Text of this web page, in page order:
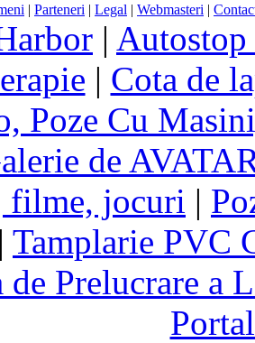
| Parteneri | Legal | Webmasteri |
|
| Cota de
Poze Cu
de
filme, jocuri |
| Tamplarie PVC
de Prelucrare a